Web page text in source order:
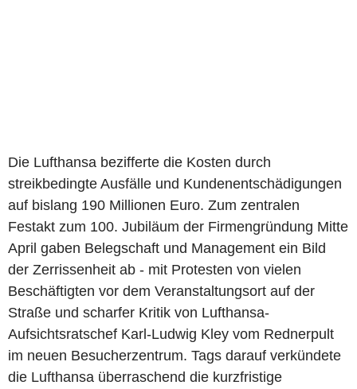
Die Lufthansa bezifferte die Kosten durch
streikbedingte Ausfälle und Kundenentschädigungen
auf bislang 190 Millionen Euro. Zum zentralen
Festakt zum 100. Jubiläum der Firmengründung Mitte
April gaben Belegschaft und Management ein Bild
der Zerrissenheit ab - mit Protesten von vielen
Beschäftigten vor dem Veranstaltungsort auf der
Straße und scharfer Kritik von Lufthansa-
Aufsichtsratschef Karl-Ludwig Kley vom Rednerpult
im neuen Besucherzentrum. Tags darauf verkündete
die Lufthansa überraschend die kurzfristige